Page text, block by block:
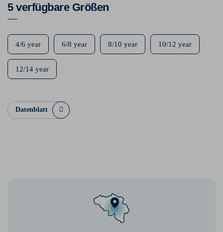
5 verfügbare Größen
4/6 year 6/8 year 8/10 year 10/12 year
12/14 year
Datenblatt